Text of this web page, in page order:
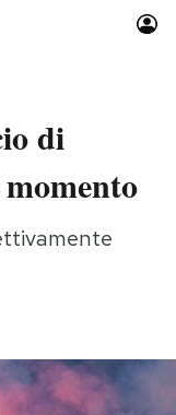
Idee
di